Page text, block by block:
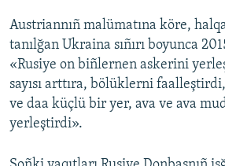
Austriannıñ malümatına köre,
tanılğan Ukraina sıñırı boyunca
«Rusiye on biñlernen askerini
sayısı arttıra, bölüklerni
ve daa küçlü bir yer, ava ve ava
yerleştirdi».